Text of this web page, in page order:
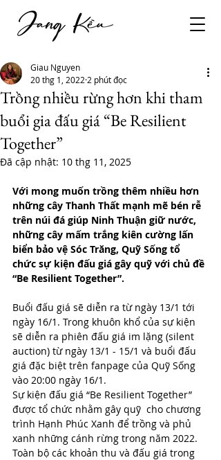
Trồng nhiều rừng hơn khi tham
buổi gia đấu giá “Be Resilient
Together”
Giau Nguyen
20 thg 1, 2022 2 phút đọc
Đã cập nhật: 10 thg 11, 2025
Với mong muốn trồng thêm nhiều hơn
những cây Thanh Thất mạnh mẽ bén rễ
trên núi đá giúp Ninh Thuận giữ nước,
những cây mấm trắng kiên cường lấn
biển bảo vệ Sóc Trăng, Quỹ Sống tổ
chức sự kiện đấu giá gây quỹ với chủ đề
“Be Resilient Together”.
Buổi đấu giá sẽ diễn ra từ ngày 13/1 tới
ngày 16/1. Trong khuôn khổ của sự kiện
sẽ diễn ra phiên đấu giá im lặng (silent
auction) từ ngày 13/1 - 15/1 và buổi đấu
giá đặc biệt trên fanpage của Quỹ Sống
vào 20:00 ngày 16/1.
Sự kiện đấu giá “Be Resilient Together”
được tổ chức nhằm gây quỹ  cho chương
trình Hạnh Phúc Xanh để trồng và phủ
xanh những cánh rừng trong năm 2022.
Toàn bộ các khoản thu và đấu giá trong